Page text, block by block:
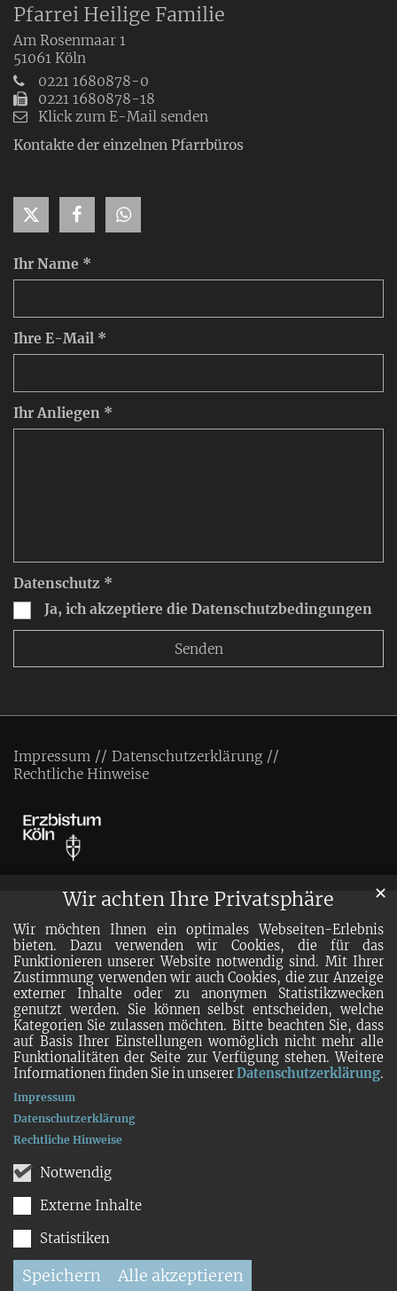
Wir achten Ihre Privatsphäre
Wir möchten Ihnen ein optimales Webseiten-Erlebnis
bieten. Dazu verwenden wir Cookies, die für das
Funktionieren unserer Website notwendig sind. Mit Ihrer
Zustimmung verwenden wir auch Cookies, die zur Anzeige
externer Inhalte oder zu anonymen Statistikzwecken
genutzt werden. Sie können selbst entscheiden, welche
Kategorien Sie zulassen möchten. Bitte beachten Sie, dass
auf Basis Ihrer Einstellungen womöglich nicht mehr alle
Funktionalitäten der Seite zur Verfügung stehen. Weitere
Informationen finden Sie in unsererDatenschutzerklärung.
Notwendig
Externe Inhalte
Statistiken
Speichern Alle akzeptieren
✕
Impressum
Datenschutzerklärung
Rechtliche Hinweise
Ihr Name *
Ihre E-Mail *
Ihr Anliegen *
Datenschutz *
Ja, ich akzeptiere die Datenschutzbedingungen
Pfarrei Heilige Familie
Am Rosenmaar 1
51061 Köln
0221 1680878-0
0221 1680878-18
Klick zum E-Mail senden
Kontakte der einzelnen Pfarrbüros
Impressum
Datenschutzerklärung
Rechtliche Hinweise